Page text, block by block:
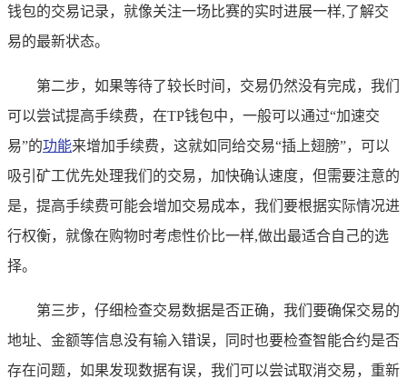
钱包的交易记录，就像关注一场比赛的实时进展一样,了解交
易的最新状态。
第二步，如果等待了较长时间，交易仍然没有完成，我们
可以尝试提高手续费，在TP钱包中，一般可以通过“加速交
易”的功能来增加手续费，这就如同给交易“插上翅膀”，可以
吸引矿工优先处理我们的交易，加快确认速度，但需要注意的
是，提高手续费可能会增加交易成本，我们要根据实际情况进
行权衡，就像在购物时考虑性价比一样,做出最适合自己的选
择。
第三步，仔细检查交易数据是否正确，我们要确保交易的
地址、金额等信息没有输入错误，同时也要检查智能合约是否
存在问题，如果发现数据有误，我们可以尝试取消交易，重新